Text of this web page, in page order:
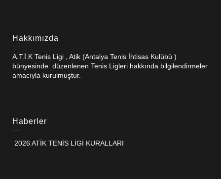
Hakkımızda
A.T.İ.K Tenis Ligi , Atik (Antalya Tenis İhtisas Kulübü )
bünyesinde düzenlenen Tenis Ligleri hakkında bilgilendirmeler
amacıyla kurulmuştur.
Haberler
2026 ATİK TENİS LİGİ KURALLARI